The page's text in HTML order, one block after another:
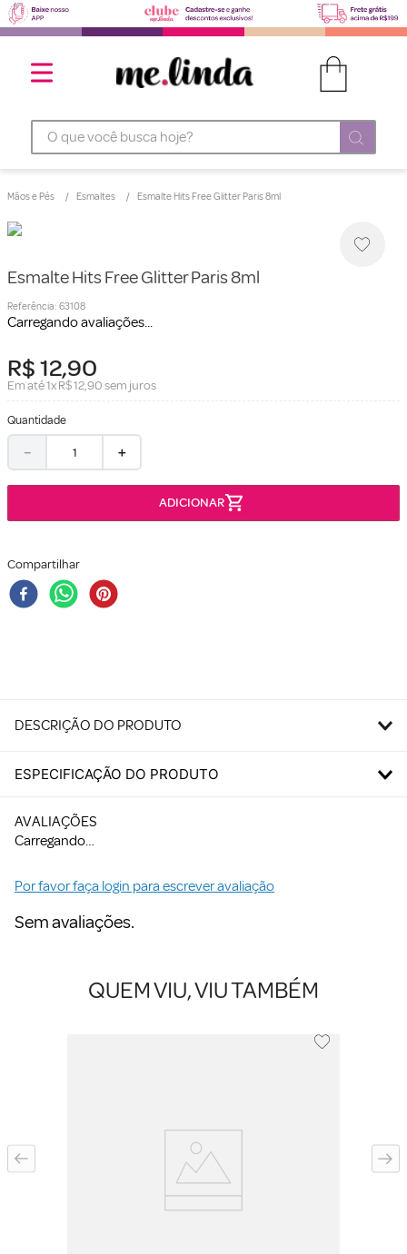
O que você busca hoje?
Mãos e Pés Esmaltes Esmalte Hits Free Glitter Paris 8ml
Esmalte Hits Free Glitter Paris 8ml
Referência: 63108
Carregando avaliações...
R$12,90
Em até1xR$12,90sem juros
Quantidade
＋
－
Compartilhar
DESCRIÇÃO DO PRODUTO
ESPECIFICAÇÃO DO PRODUTO
AVALIAÇÕES
Carregando…
Por favor faça login para escrever avaliação
Sem avaliações.
QUEM VIU, VIU TAMBÉM